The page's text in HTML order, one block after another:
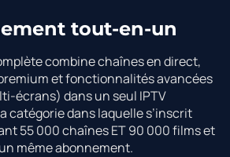
tout-en-un
combine chaînes en direct,
et fonctionnalités avancées
écrans) dans un seul IPTV
catégorie dans laquelle s’inscrit
55 000 chaînes ET 90 000 films et
même abonnement.